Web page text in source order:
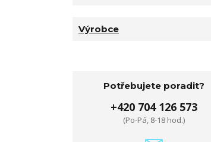
Výrobce
Potřebujete poradit?
+420 704 126 573
(Po-Pá, 8-18 hod.)